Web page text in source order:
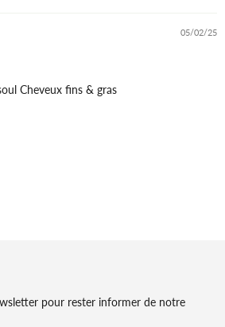
05/02/25
Cheveux fins & gras
pour rester informer de notre